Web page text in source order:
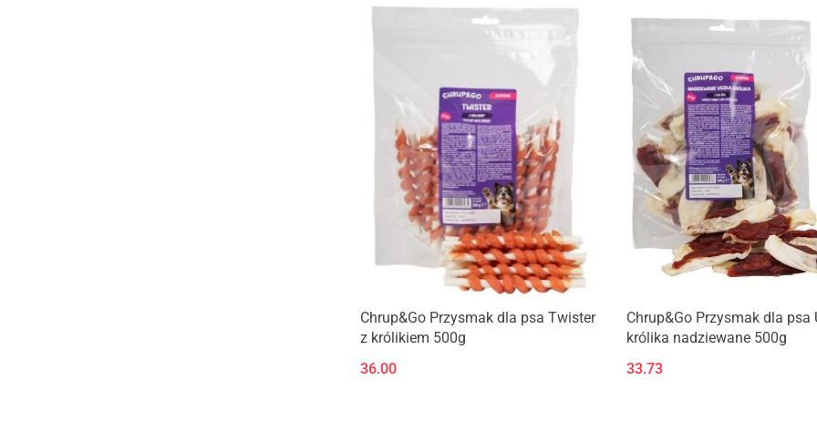
Chrup&Go Przysmak dla psa Twister
z królikiem 500g
36.00
Chrup&Go Przysmak dla psa
królika nadziewane 500g
33.73